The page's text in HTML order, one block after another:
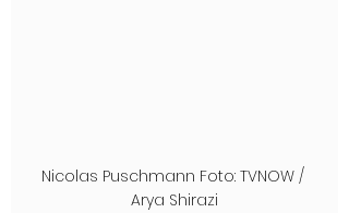
Nicolas Puschmann Foto: TVNOW /
Arya Shirazi